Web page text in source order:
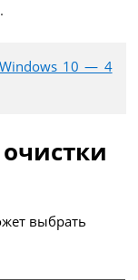
Windows 10 — 4
выбрать